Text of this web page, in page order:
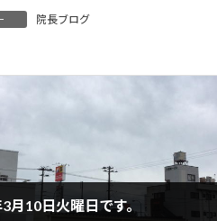
院長ブログ
月10日火曜日です。